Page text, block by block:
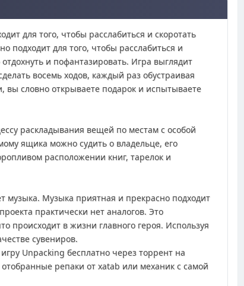
для того, чтобы расслабиться и скоротать
подходит для того, чтобы расслабиться и
и пофантазировать. Игра выглядит
восемь ходов, каждый раз обустраивая
вы словно открываете подарок и испытываете
раскладывания вещей по местам с особой
ящика можно судить о владельце, его
расположении книг, тарелок и
музыка. Музыка приятная и прекрасно подходит
практически нет аналогов. Это
происходит в жизни главного героя. Используя
сувениров.
Unpacking бесплатно через торрент на
репаки от xatab или механик с самой